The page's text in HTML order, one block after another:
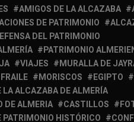
AMIGOS DE LA ALCAZABA
DE PATRIMONIO
DEL PATRIMONIO
PATRIMONIO
VIAJES
MURALLA DE
MORISCOS EGIPTO
LA ALCAZABA DE ALMERÍA
DE ALMERIA CASTILLOS
PATRIMONIO HISTÓRICO